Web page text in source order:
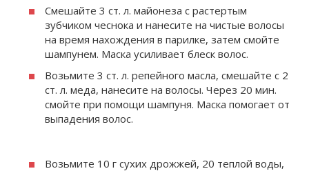
Смешайте 3 ст. л. майонеза с растертым
зубчиком чеснока и на­несите на чистые волосы
на вре­мя нахождения в парилке, затем смойте
шампунем. Маска усили­вает блеск волос.
Возьмите 3 ст. л. репейного масла, смешайте с 2
ст. л. меда, нанесите на волосы. Через 20 мин.
смойте при помощи шампу­ня. Маска помогает от
выпаде­ния волос.
Возьмите 10 г сухих дрожжей, 20 теплой воды,